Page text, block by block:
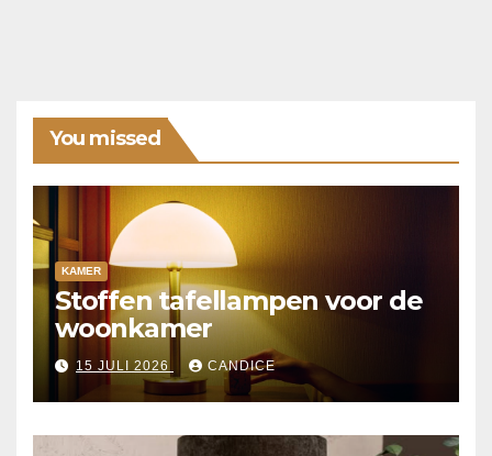
You missed
KAMER
Stoffen tafellampen voor de
woonkamer
15 JULI 2026 CANDICE